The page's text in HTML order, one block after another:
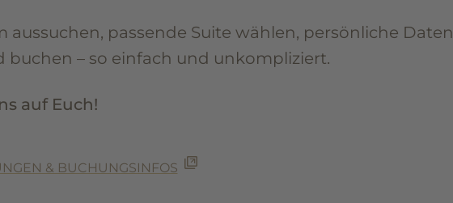
aussuchen, passende Suite wählen, persönliche Daten
buchen – so einfach und unkompliziert.
auf Euch!
& BUCHUNGSINFOS